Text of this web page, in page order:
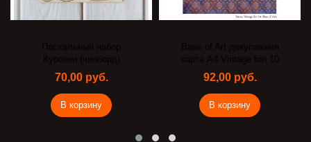
Пасхальный набор
Курочки (чипборд)
70,00 руб.
В корзину
Base of Art декупажная
карта А4 Vintage fon 10
92,00 руб.
В корзину